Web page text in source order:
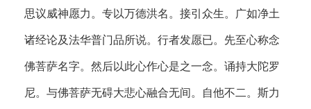
思议威神愿力。专以万德洪名。接引众生。广如净土
诸经论及法华普门品所说。行者发愿已。先至心称念
佛菩萨名字。然后以此心作心是之一念。诵持大陀罗
尼。与佛菩萨无碍大悲心融合无间。自他不二。斯力